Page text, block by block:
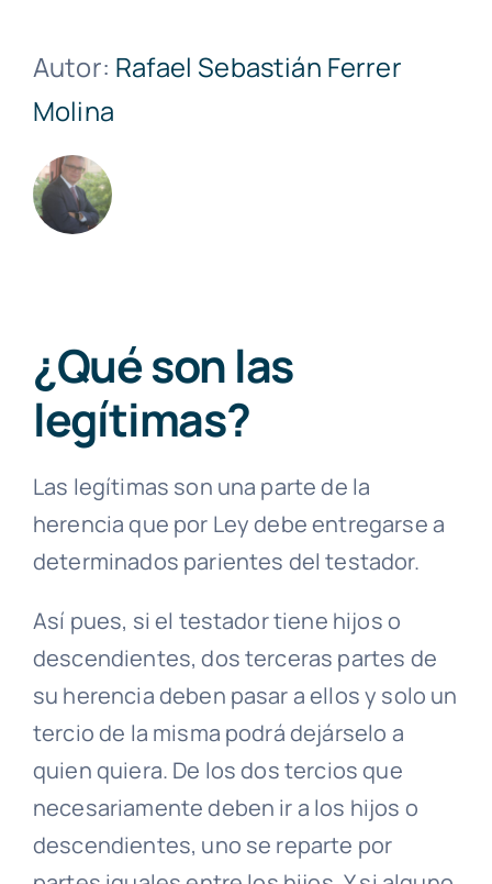
Autor: Rafael Sebastián Ferrer
Molina
¿Qué son las
legítimas?
Las legítimas son una parte de la
herencia que por Ley debe entregarse a
determinados parientes del testador.
Así pues, si el testador tiene hijos o
descendientes, dos terceras partes de
su herencia deben pasar a ellos y solo un
tercio de la misma podrá dejárselo a
quien quiera. De los dos tercios que
necesariamente deben ir a los hijos o
descendientes, uno se reparte por